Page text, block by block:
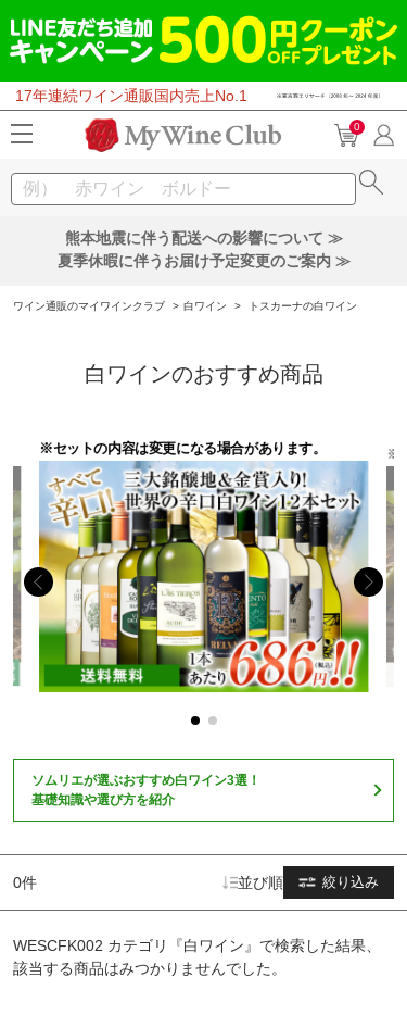
17年連続ワイン通販国内売上No.1
0
熊本地震に伴う配送への影響について ≫
夏季休暇に伴うお届け予定変更のご案内 ≫
ワイン通販のマイワインクラブ > 白ワイン > トスカーナの白ワイン
白ワインのおすすめ商品
※セットの内容は変更になる場合があります。 ※
ソムリエが選ぶおすすめ白ワイン3選！
基礎知識や選び方を紹介
0件 絞り込み
並び順
WESCFK002 カテゴリ『白ワイン』で検索した結果、
該当する商品はみつかりませんでした。